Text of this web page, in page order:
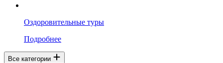
Оздоровительные туры
Подробнее
Все категории